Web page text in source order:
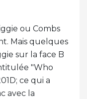
ou Combs
Mais quelques
sur la face B
"Who
ce qui a
avec la